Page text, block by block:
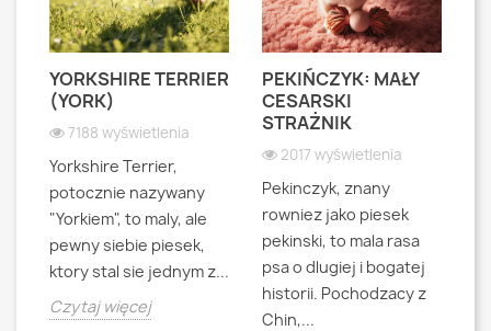
YORKSHIRE TERRIER
(YORK)
7188 wyświetlenia
Yorkshire Terrier,
potocznie nazywany
"Yorkiem", to maly, ale
pewny siebie piesek,
ktory stal sie jednym z...
Czytaj więcej
PEKIŃCZYK: MAŁY
CESARSKI
STRAŻNIK
2017 wyświetlenia
Pekinczyk, znany
rowniez jako piesek
pekinski, to mala rasa
psa o dlugiej i bogatej
historii. Pochodzacy z
Chin,...